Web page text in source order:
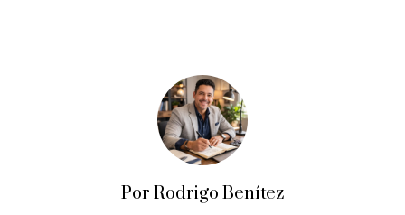
Por Rodrigo Benítez